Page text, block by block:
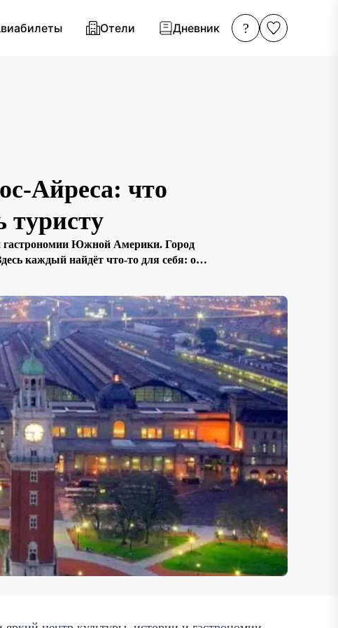
Отели Дневник ?
Айреса: что
туристу
гастрономии Южной Америки. Город
каждый найдёт что-то для себя: от